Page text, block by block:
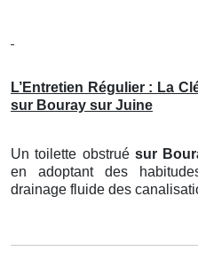
L’Entretien Régulier : La
sur Bouray sur Juine
Un toilette obstrué sur
en adoptant des
drainage fluide des